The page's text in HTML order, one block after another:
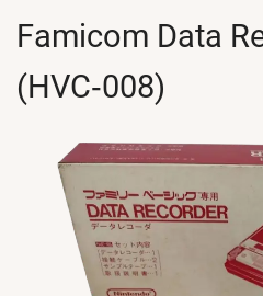
Famicom Data
(HVC‑008)